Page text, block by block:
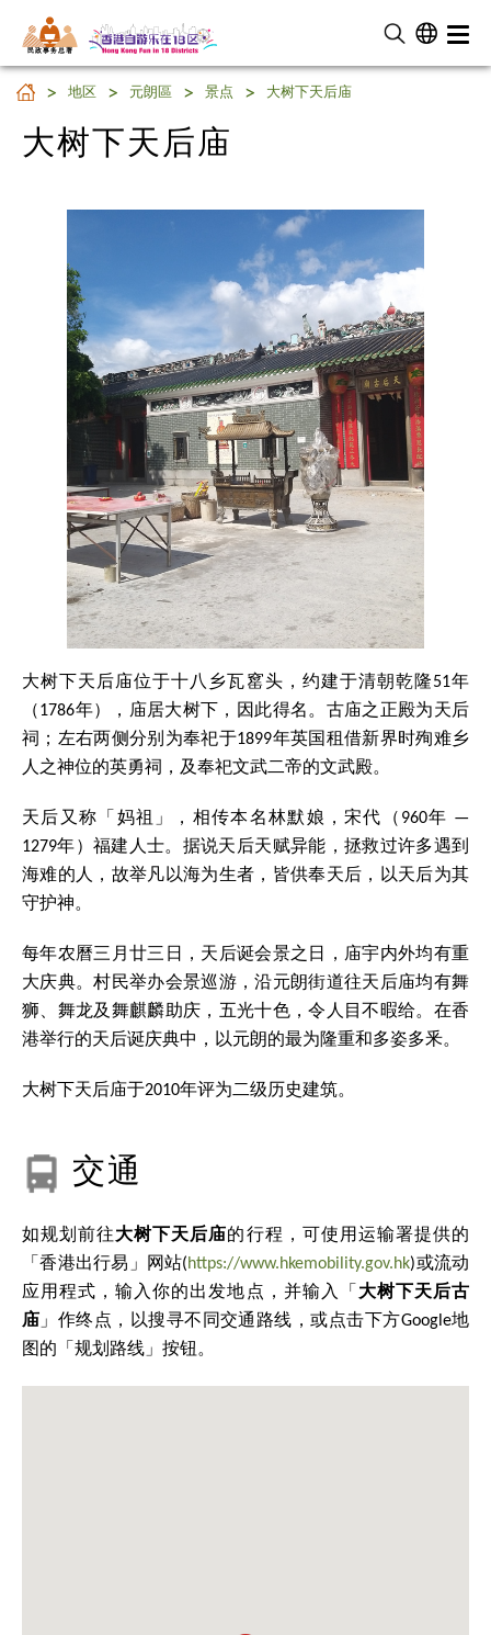
民 政 事 务 总 署
大树下天后庙
地区 元朗區 景点 大树下天后庙
大树下天后庙
大树下天后庙位于十八乡瓦窰头，约建于清朝乾隆51年
（1786年），庙居大树下，因此得名。古庙之正殿为天后
祠；左右两侧分别为奉祀于1899年英国租借新界时殉难乡
人之神位的英勇祠，及奉祀文武二帝的文武殿。
天后又称「妈祖」，相传本名林默娘，宋代（960年 —
1279年）福建人士。据说天后天赋异能，拯救过许多遇到
海难的人，故举凡以海为生者，皆供奉天后，以天后为其
守护神。
每年农曆三月廿三日，天后诞会景之日，庙宇内外均有重
大庆典。村民举办会景巡游，沿元朗街道往天后庙均有舞
狮、舞龙及舞麒麟助庆，五光十色，令人目不暇给。在香
港举行的天后诞庆典中，以元朗的最为隆重和多姿多釆。
大树下天后庙于2010年评为二级历史建筑。
交通
如规划前往大树下天后庙的行程，可使用运输署提供的
「香港出行易」网站(https://www.hkemobility.gov.hk)或流动
应用程式，输入你的出发地点，并输入「 大树下天后古
庙 」作终点，以搜寻不同交通路线，或点击下方Google地
图的「规划路线」按钮。